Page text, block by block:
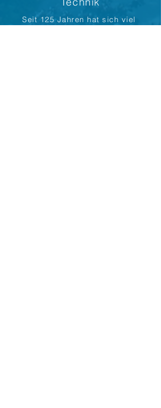
Seit 125 Jahren hat sich viel